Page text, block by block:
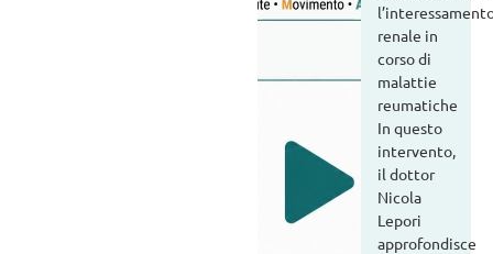
renale in
corso di
malattie
reumatiche
In questo
intervento,
il dottor
Nicola
Lepori
approfondisce